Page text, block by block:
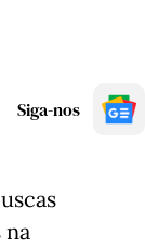
Siga-nos
na